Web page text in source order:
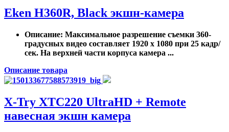
Eken H360R, Black экшн-камера
Описание: Максимальное разрешение съемки 360-
градусных видео составляет 1920 х 1080 при 25 кадр/
сек. На верхней части корпуса камера ...
Описание товара
X-Try XTC220 UltraHD + Remote
навесная экшн камера